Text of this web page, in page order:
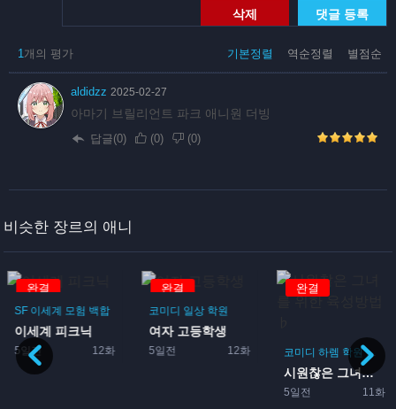
삭제 댓글 등록
기본정렬 역순정렬 별점순
1개의 평가
aldidzz 2025-02-27
아마기 브릴리언트 파크 애니원 더빙
답글(0) (0) (0)
비슷한 장르의 애니
완결
SF 이세계 모험 백합
이세계 피크닉
5일전 12화
완결
코미디 일상 학원
여자 고등학생
5일전 12화
완결
코미디 하렘 학원 로맨
시원찮은 그녀를 위한 육성방...
5일전 11화